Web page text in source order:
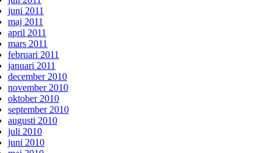
juni 2011
maj 2011
april 2011
mars 2011
februari 2011
januari 2011
december 2010
november 2010
oktober 2010
september 2010
augusti 2010
juli 2010
juni 2010